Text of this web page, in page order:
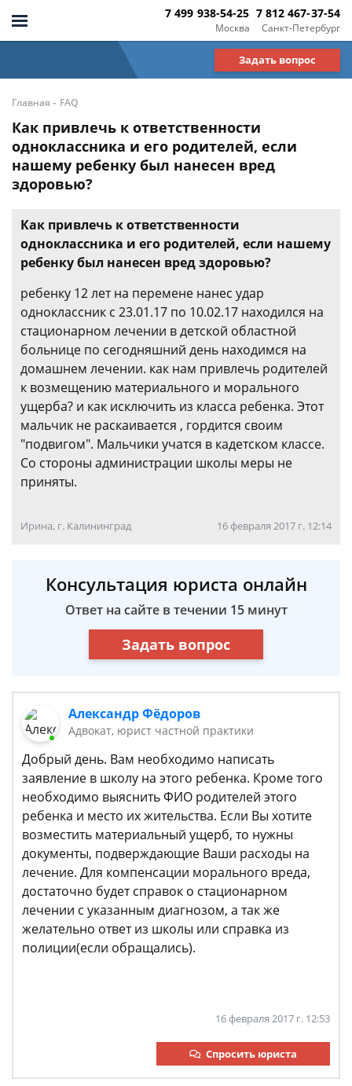
Москва
7 499 938-54-25
Санкт-Петербург
7 812 467-37-54
Задать вопрос
Главная - FAQ
Как привлечь к ответственности
одноклассника и его родителей, если
нашему ребенку был нанесен вред
здоровью?
Как привлечь к ответственности
одноклассника и его родителей, если нашему
ребенку был нанесен вред здоровью?
ребенку 12 лет на перемене нанес удар
одноклассник с 23.01.17 по 10.02.17 находился на
стационарном лечении в детской областной
больнице по сегодняшний день находимся на
домашнем лечении. как нам привлечь родителей
к возмещению материального и морального
ущерба? и как исключить из класса ребенка. Этот
мальчик не раскаивается , гордится своим
"подвигом". Мальчики учатся в кадетском классе.
Со стороны администрации школы меры не
приняты.
Ирина, г. Калининград 16 февраля 2017 г. 12:14
Консультация юриста онлайн
Ответ на сайте в течении 15 минут
Задать вопрос
Александр Фёдоров
Адвокат, юрист частной практики
Добрый день. Вам необходимо написать
заявление в школу на этого ребенка. Кроме того
необходимо выяснить ФИО родителей этого
ребенка и место их жительства. Если Вы хотите
возместить материальный ущерб, то нужны
документы, подверждающие Ваши расходы на
лечение. Для компенсации морального вреда,
достаточно будет справок о стационарном
лечении с указанным диагнозом, а так же
желательно ответ из школы или справка из
полиции(если обращались).
16 февраля 2017 г. 12:53
Спросить юриста